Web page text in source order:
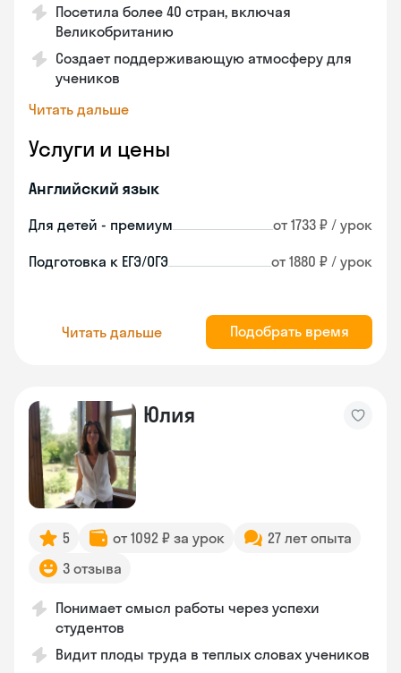
Посетила более 40 стран, включая
Великобританию
Создает поддерживающую атмосферу для
учеников
Читать дальше
Услуги и цены
Английский язык
Для детей - премиум от 1733 ₽ / урок
Подготовка к ЕГЭ/ОГЭ от 1880 ₽ / урок
Читать дальше Подобрать время
Юлия
5 от 1092 ₽ за урок
27 лет опыта
3 отзыва
Понимает смысл работы через успехи
студентов
Видит плоды труда в теплых словах учеников